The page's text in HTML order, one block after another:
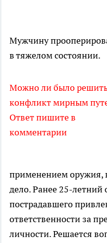
Мужчину
в тяжелом состоянии.
Можно ли было
конфликт мирным
Ответ пишите в
комментарии
применением оружия,
дело. Ранее 25-летний
пострадавшего
ответственности за
личности. Решается